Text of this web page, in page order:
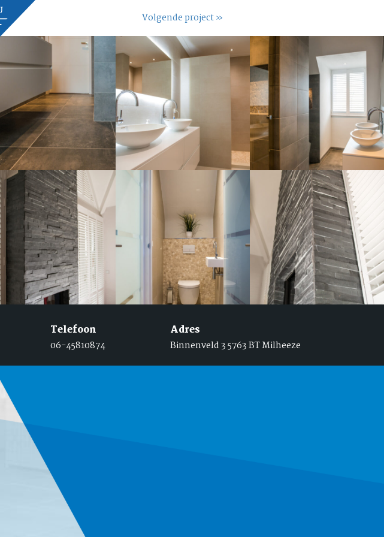
Volgende project »
Telefoon
06-45810874
Adres
Binnenveld 3 5763 BT Milheeze